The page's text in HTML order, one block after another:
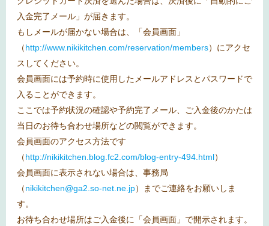
入金完了メール」が届きます。
もしメールが届かない場合は、「会員画面」
（http://www.nikikitchen.com/reservation/members）にアクセ
スしてください。
会員画面には予約時に使用したメールアドレスとパスワードで
入ることができます。
ここでは予約状況の確認や予約完了メール、ご入金後のかたは
当日のお待ち合わせ場所などの閲覧ができます。
会員画面のアクセス方法です
（http://nikikitchen.blog.fc2.com/blog-entry-494.html）
会員画面に表示されない場合は、事務局
（nikikitchen@ga2.so-net.ne.jp）までご連絡をお願いしま
す。
お待ち合わせ場所はご入金後に「会員画面」で開示されます。